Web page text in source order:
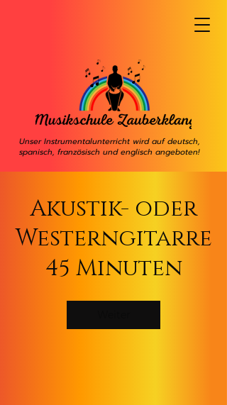
Unser Instrumentalunterricht wird auf deutsch,
spanisch, französisch und englisch angeboten!
Akustik- oder
Westerngitarre
45 Minuten